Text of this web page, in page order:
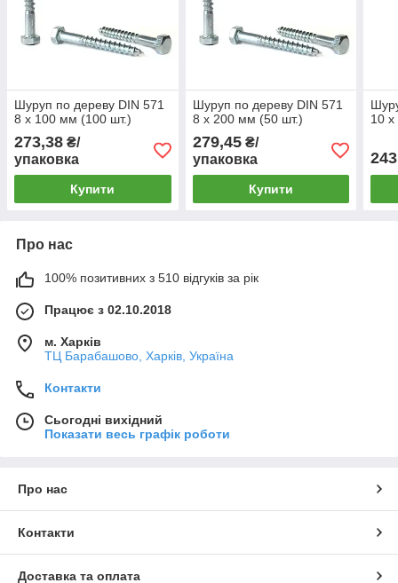
Шуруп по дереву DIN 571
8 х 100 мм (100 шт.)
273,38 ₴/
упаковка
Купити
Шуруп по дереву DIN 571
8 х 200 мм (50 шт.)
279,45₴/
упаковка
Купити
10
243
Про нас
100% позитивних з 510 відгуків за рік
Працює з 02.10.2018
м. Харків
ТЦ Барабашово, Харків, Україна
Контакти
Сьогодні вихідний
Показати весь графік роботи
Про нас
Контакти
Доставка та оплата